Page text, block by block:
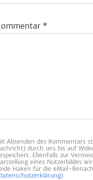
*
Absenden des Kommentars
durch uns bis auf
Ebenfalls zur
eines Nutzerbildes
Haken für die eMail-
)